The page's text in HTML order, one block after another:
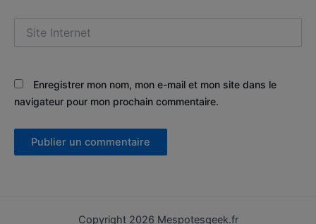
Internet
Enregistrer mon nom, mon e-mail et mon site dans le
navigateur pour mon prochain commentaire.
Copyright 2026 Mespotesgeek.fr